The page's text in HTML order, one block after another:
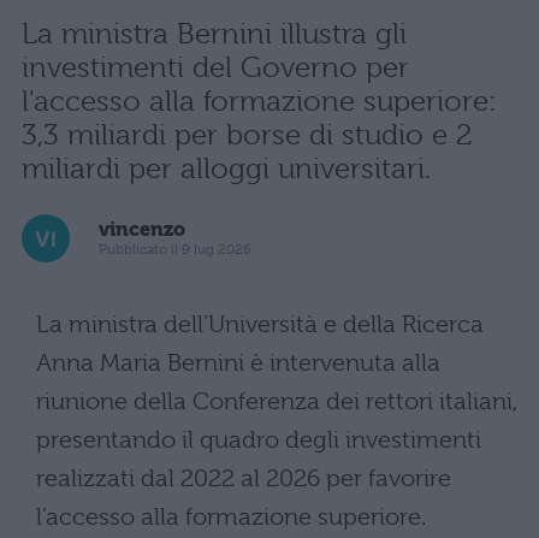
La ministra Bernini illustra gli
investimenti del Governo per
l'accesso alla formazione superiore:
3,3 miliardi per borse di studio e 2
miliardi per alloggi universitari.
vincenzo
Pubblicato il 9 lug 2026
La ministra dell’Università e della Ricerca
Anna Maria Bernini è intervenuta alla
riunione della Conferenza dei rettori italiani,
presentando il quadro degli investimenti
realizzati dal 2022 al 2026 per favorire
l’accesso alla formazione superiore.